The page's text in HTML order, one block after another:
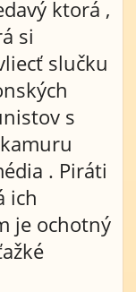
ktorá ,
si
slučku
s
. Piráti
ich
je ochotný